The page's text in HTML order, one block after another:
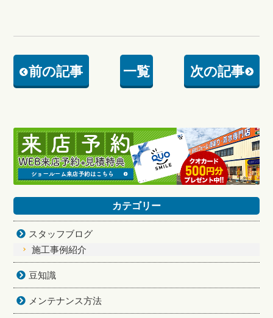
前の記事 一覧 次の記事
カテゴリー
スタッフブログ
施工事例紹介
豆知識
メンテナンス方法